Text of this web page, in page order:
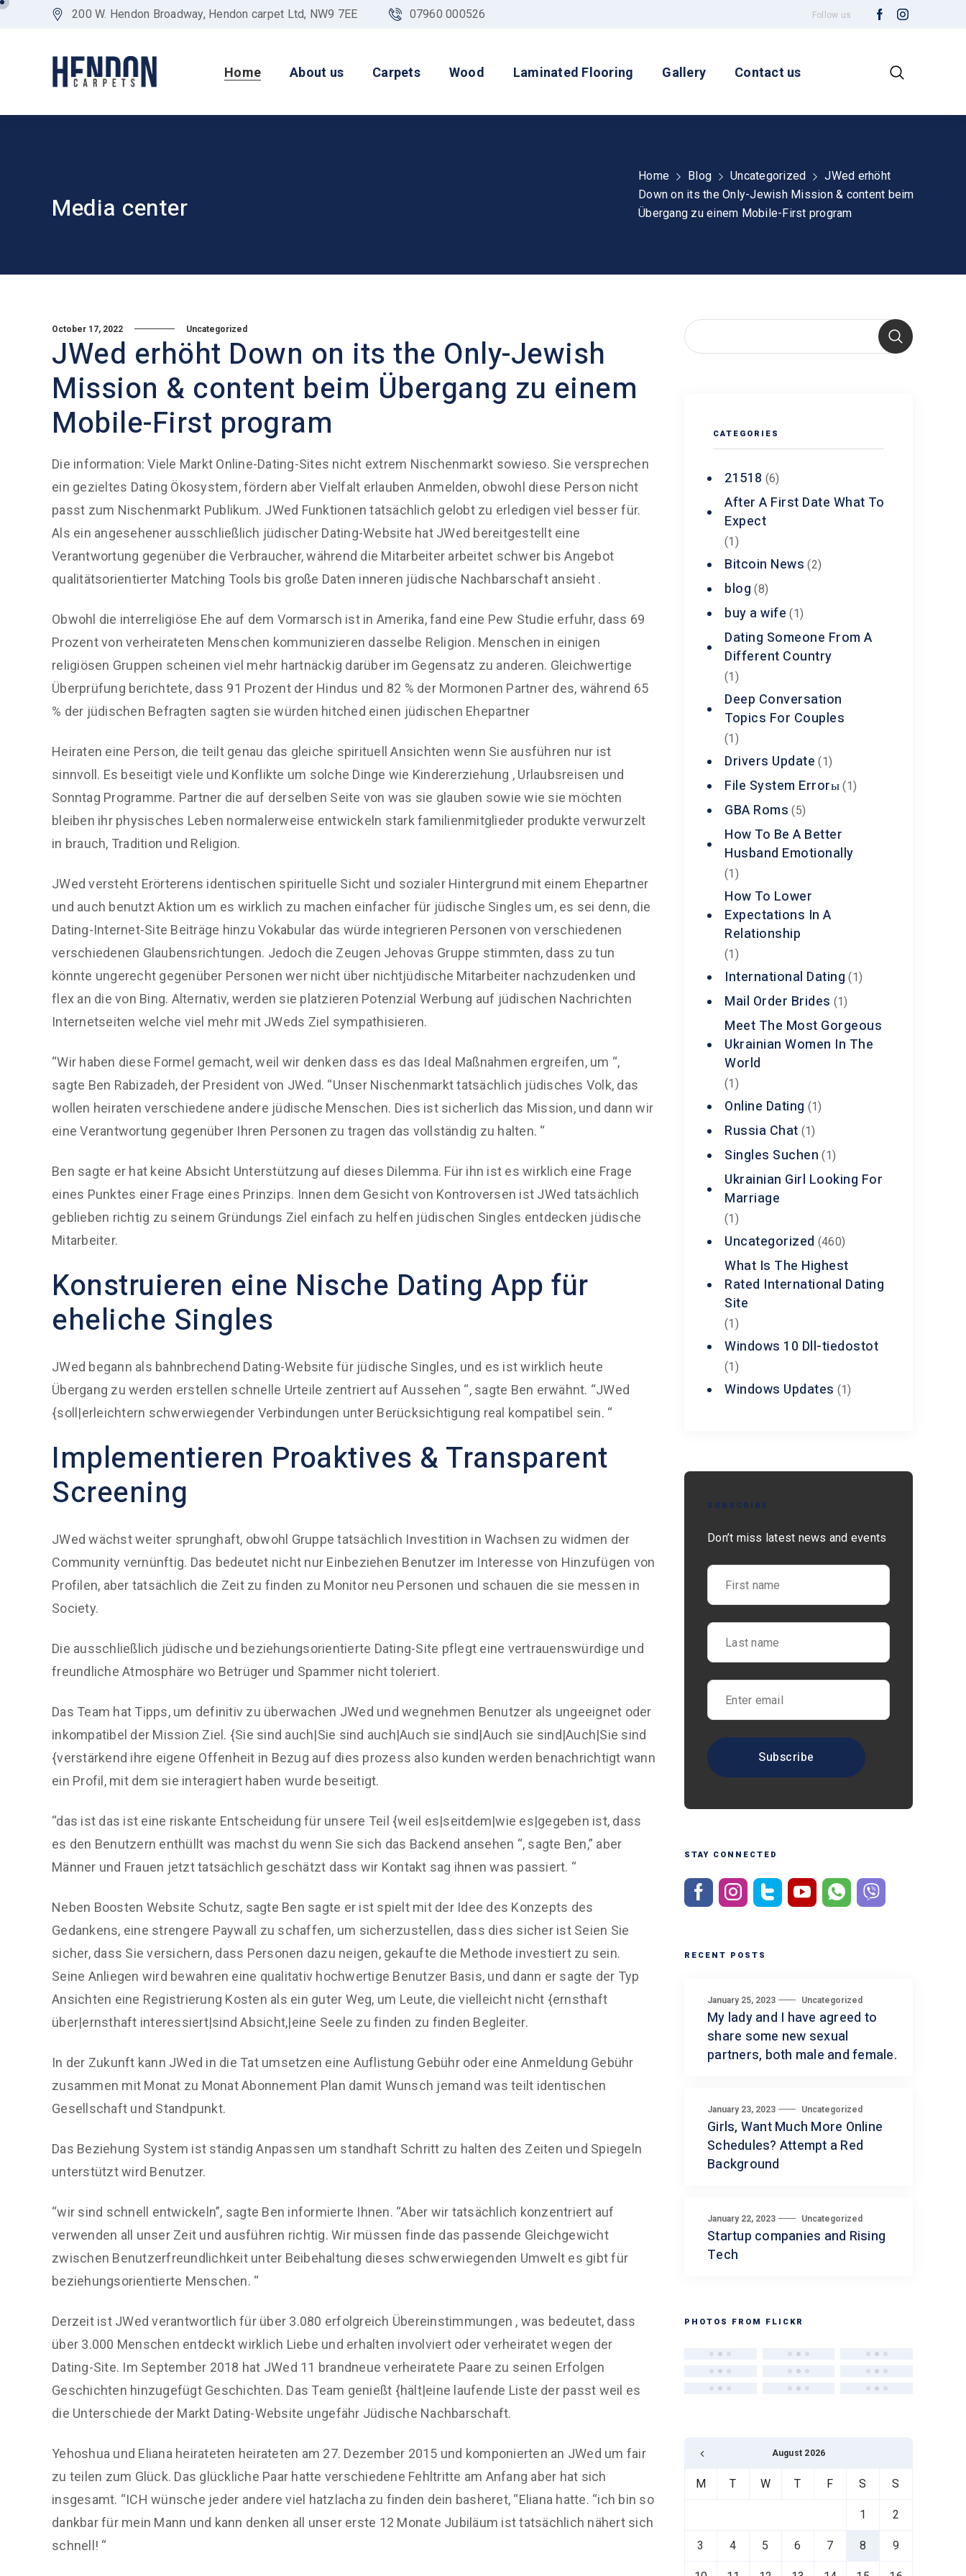
200 W. Hendon Broadway, Hendon carpet Ltd, NW9 7EE 07960 000526 Follow us
Home About us Carpets Wood Laminated Flooring Gallery Contact us
Media center
Home Blog Uncategorized
JWed erhöht
Down on its the Only-Jewish Mission & content beim
Übergang zu einem Mobile-First program
October 17, 2022 Uncategorized
JWed erhöht Down on its the Only-Jewish
Mission & content beim Übergang zu einem
Mobile-First program
Die information: Viele Markt Online-Dating-Sites nicht extrem Nischenmarkt sowieso. Sie versprechen
ein gezieltes Dating Ökosystem, fördern aber Vielfalt erlauben Anmelden, obwohl diese Person nicht
passt zum Nischenmarkt Publikum. JWed Funktionen tatsächlich gelobt zu erledigen viel besser für.
Als ein angesehener ausschließlich jüdischer Dating-Website hat JWed bereitgestellt eine
Verantwortung gegenüber die Verbraucher, während die Mitarbeiter arbeitet schwer bis Angebot
qualitätsorientierter Matching Tools bis große Daten inneren jüdische Nachbarschaft ansieht .
Obwohl die interreligiöse Ehe auf dem Vormarsch ist in Amerika, fand eine Pew Studie erfuhr, dass 69
Prozent von verheirateten Menschen kommunizieren dasselbe Religion. Menschen in einigen
religiösen Gruppen scheinen viel mehr hartnäckig darüber im Gegensatz zu anderen. Gleichwertige
Überprüfung berichtete, dass 91 Prozent der Hindus und 82 % der Mormonen Partner des, während 65
% der jüdischen Befragten sagten sie würden hitched einen jüdischen Ehepartner
Heiraten eine Person, die teilt genau das gleiche spirituell Ansichten wenn Sie ausführen nur ist
sinnvoll. Es beseitigt viele und Konflikte um solche Dinge wie Kindererziehung , Urlaubsreisen und
Sonntag Programme. Partner die auf derselben Seite von was sie glauben sowie wie sie möchten
bleiben ihr physisches Leben normalerweise entwickeln stark familienmitglieder produkte verwurzelt
in brauch, Tradition und Religion.
JWed versteht Erörterens identischen spirituelle Sicht und sozialer Hintergrund mit einem Ehepartner
und auch benutzt Aktion um es wirklich zu machen einfacher für jüdische Singles um, es sei denn, die
Dating-Internet-Site Beiträge hinzu Vokabular das würde integrieren Personen von verschiedenen
verschiedenen Glaubensrichtungen. Jedoch die Zeugen Jehovas Gruppe stimmten, dass zu tun
könnte ungerecht gegenüber Personen wer nicht über nichtjüdische Mitarbeiter nachzudenken und
flex an die von Bing. Alternativ, werden sie platzieren Potenzial Werbung auf jüdischen Nachrichten
Internetseiten welche viel mehr mit JWeds Ziel sympathisieren.
“Wir haben diese Formel gemacht, weil wir denken dass es das Ideal Maßnahmen ergreifen, um “,
sagte Ben Rabizadeh, der President von JWed. “Unser Nischenmarkt tatsächlich jüdisches Volk, das
wollen heiraten verschiedene andere jüdische Menschen. Dies ist sicherlich das Mission, und dann wir
eine Verantwortung gegenüber Ihren Personen zu tragen das vollständig zu halten. “
Ben sagte er hat keine Absicht Unterstützung auf dieses Dilemma. Für ihn ist es wirklich eine Frage
eines Punktes einer Frage eines Prinzips. Innen dem Gesicht von Kontroversen ist JWed tatsächlich
geblieben richtig zu seinem Gründungs ​​Ziel einfach zu helfen jüdischen Singles entdecken jüdische
Mitarbeiter.
Konstruieren eine Nische Dating App für
eheliche Singles
JWed begann als bahnbrechend Dating-Website für jüdische Singles, und es ist wirklich heute
Übergang zu werden erstellen schnelle Urteile zentriert auf Aussehen “, sagte Ben erwähnt. “JWed
{soll|erleichtern schwerwiegender Verbindungen unter Berücksichtigung real kompatibel sein. “
Implementieren Proaktives & Transparent
Screening
JWed wächst weiter sprunghaft, obwohl Gruppe tatsächlich Investition in Wachsen zu widmen der
Community vernünftig. Das bedeutet nicht nur Einbeziehen Benutzer im Interesse von Hinzufügen von
Profilen, aber tatsächlich die Zeit zu finden zu Monitor neu Personen und schauen die sie messen in
Society.
Die ausschließlich jüdische und beziehungsorientierte Dating-Site pflegt eine vertrauenswürdige und
freundliche Atmosphäre wo Betrüger und Spammer nicht toleriert.
Das Team hat Tipps, um definitiv zu überwachen JWed und wegnehmen Benutzer als ungeeignet oder
inkompatibel der Mission Ziel. {Sie sind auch|Sie sind auch|Auch sie sind|Auch sie sind|Auch|Sie sind
{verstärkend ihre eigene Offenheit in Bezug auf dies prozess also kunden werden benachrichtigt wann
ein Profil, mit dem sie interagiert haben wurde beseitigt.
“das ist das ist eine riskante Entscheidung für unsere Teil {weil es|seitdem|wie es|gegeben ist, dass
es den Benutzern enthüllt was machst du wenn Sie sich das Backend ansehen “, sagte Ben,” aber
Männer und Frauen jetzt tatsächlich geschätzt dass wir Kontakt sag ihnen was passiert. “
Neben Boosten Website Schutz, sagte Ben sagte er ist spielt mit der Idee des Konzepts des
Gedankens, eine strengere Paywall zu schaffen, um sicherzustellen, dass dies sicher ist Seien Sie
sicher, dass Sie versichern, dass Personen dazu neigen, gekaufte die Methode investiert zu sein.
Seine Anliegen wird bewahren eine qualitativ hochwertige Benutzer Basis, und dann er sagte der Typ
Ansichten eine Registrierung Kosten als ein guter Weg, um Leute, die vielleicht nicht {ernsthaft
über|ernsthaft interessiert|sind Absicht,|eine Seele zu finden zu finden Begleiter.
In der Zukunft kann JWed in die Tat umsetzen eine Auflistung Gebühr oder eine Anmeldung Gebühr
zusammen mit Monat zu Monat Abonnement Plan damit Wunsch jemand was teilt identischen
Gesellschaft und Standpunkt.
Das Beziehung System ist ständig Anpassen um standhaft Schritt zu halten des Zeiten und Spiegeln
unterstützt wird Benutzer.
“wir sind schnell entwickeln”, sagte Ben informierte Ihnen. “Aber wir tatsächlich konzentriert auf
verwenden all unser Zeit und ausführen richtig. Wir müssen finde das passende Gleichgewicht
zwischen Benutzerfreundlichkeit unter Beibehaltung dieses schwerwiegenden Umwelt es gibt für
beziehungsorientierte Menschen. “
Derzeit ist JWed verantwortlich für über 3.080 erfolgreich Übereinstimmungen , was bedeutet, dass
über 3.000 Menschen entdeckt wirklich Liebe und erhalten involviert oder verheiratet wegen der
Dating-Site. Im September 2018 hat JWed 11 brandneue verheiratete Paare zu seinen Erfolgen
Geschichten hinzugefügt Geschichten. Das Team genießt {hält|eine laufende Liste der passt weil es
die Unterschiede der Markt Dating-Website ungefähr Jüdische Nachbarschaft.
Yehoshua und Eliana heirateten heirateten am 27. Dezember 2015 und komponierten an JWed um fair
zu teilen zum Glück. Das glückliche Paar hatte verschiedene Fehltritte am Anfang aber hat sich
insgesamt. “ICH wünsche jeder andere viel hatzlacha zu finden dein basheret, “Eliana hatte. “ich bin so
dankbar für mein Mann und kann denken all unser erste 12 Monate Jubiläum ist tatsächlich nähert sich
schnell! “
CATEGORIES
21518 (6)
After A First Date What To
Expect
(1)
Bitcoin News (2)
blog (8)
buy a wife (1)
Dating Someone From A
Different Country
(1)
Deep Conversation
Topics For Couples
(1)
Drivers Update (1)
File System Errorы (1)
GBA Roms (5)
How To Be A Better
Husband Emotionally
(1)
How To Lower
Expectations In A
Relationship
(1)
International Dating (1)
Mail Order Brides (1)
Meet The Most Gorgeous
Ukrainian Women In The
World
(1)
Online Dating (1)
Russia Chat (1)
Singles Suchen (1)
Ukrainian Girl Looking For
Marriage
(1)
Uncategorized (460)
What Is The Highest
Rated International Dating
Site
(1)
Windows 10 Dll-tiedostot
(1)
Windows Updates (1)
SUBSCRIBE
Don’t miss latest news and events
STAY CONNECTED
RECENT POSTS
January 25, 2023 Uncategorized
My lady and I have agreed to
share some new sexual
partners, both male and female.
January 23, 2023 Uncategorized
Girls, Want Much More Online
Schedules? Attempt a Red
Background
January 22, 2023 Uncategorized
Startup companies and Rising
Tech
PHOTOS FROM FLICKR
August 2026
M T W T F S S
1 2
3 4 5 6 7 8 9